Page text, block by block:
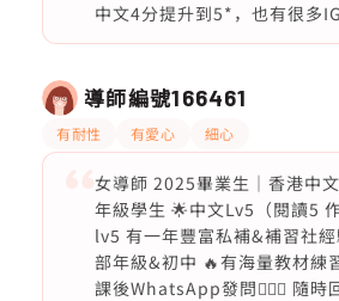
中文4分提升到5*，也有很多
導師編號166461
有耐性 有愛心 細心
女導師 2025畢業生｜香港中
年級學生 🌟中文Lv5（閱讀5
lv5 有一年豐富私補&補習社
部年級&初中 🔥有海量教材練
課後WhatsApp發問🙋🏻‍♀️ 隨時